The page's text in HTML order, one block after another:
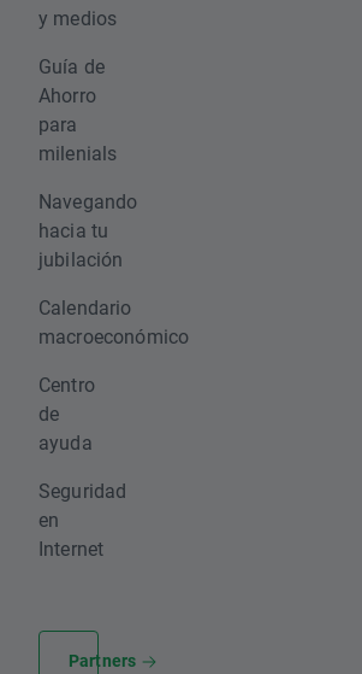
y medios
Guía de
Ahorro
para
milenials
Navegando
hacia tu
jubilación
Calendario
macroeconómico
Centro
de
ayuda
Seguridad
en
Internet
Partners